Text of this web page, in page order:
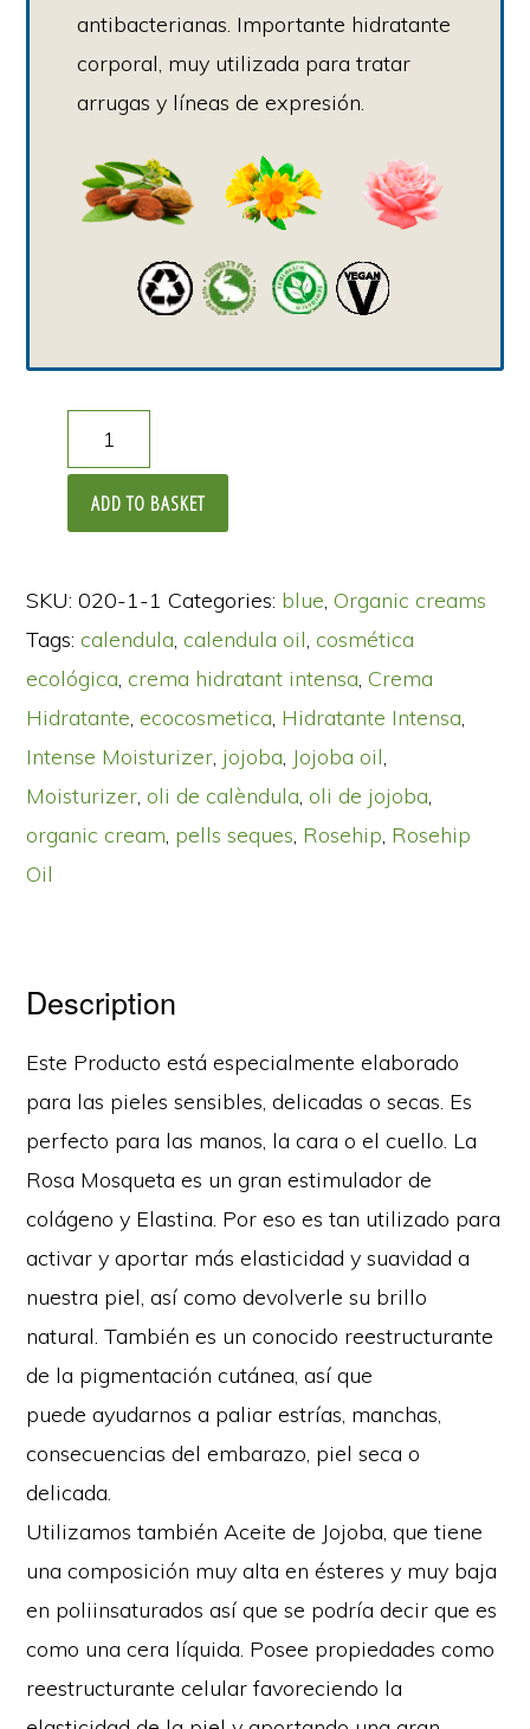
antibacterianas. Importante hidratante
corporal, muy utilizada para tratar
arrugas y líneas de expresión.
Hidratante
intensa
75ml
ADD TO BASKET
SKU:020-1-1 Categories: blue, Organic creams
Tags:calendula,calendula oil,cosmética
ecológica,crema hidratant intensa, Crema
Hidratante,ecocosmetica, Hidratante Intensa,
Intense Moisturizer, jojoba, Jojoba oil,
Moisturizer,oli de calèndula,oli de jojoba,
organic cream, pells seques, Rosehip, Rosehip
Oil
Description
Este Producto está especialmente elaborado
para las pieles sensibles, delicadas o secas. Es
perfecto para las manos, la cara o el cuello. La
Rosa Mosqueta es un gran estimulador de
colágeno y Elastina. Por esoes tan utilizado para
activar y aportar más elasticidad y suavidad a
nuestra piel, así comodevolverle su brillo
natural. También es un conocido reestructurante
de la pigmentación cutánea, así que
puede ayudarnos a paliar estrías, manchas,
consecuencias del embarazo, piel seca o
delicada.
Utilizamos también Aceite de Jojoba, que tiene
una composición muy alta en ésteres y muy baja
en poliinsaturados así que se podría decir que es
como una cera líquida. Posee propiedades como
reestructurante celular favoreciendo la